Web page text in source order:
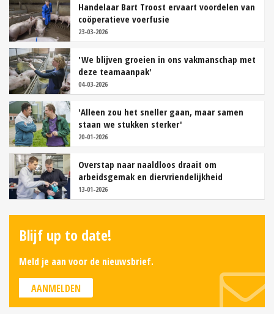
Handelaar Bart Troost ervaart voordelen van
coöperatieve voerfusie
23-03-2026
'We blijven groeien in ons vakmanschap met
deze teamaanpak'
04-03-2026
'Alleen zou het sneller gaan, maar samen
staan we stukken sterker'
20-01-2026
Overstap naar naaldloos draait om
arbeidsgemak en diervriendelijkheid
13-01-2026
Blijf up to date!
Meld je aan voor de nieuwsbrief.
AANMELDEN